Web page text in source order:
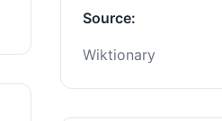
Source:
Wiktionary